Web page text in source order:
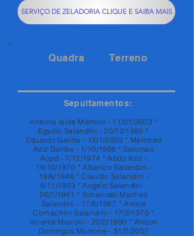
SERVIÇO DE ZELADORIA CLIQUE E SAIBA MAIS
Quadra Terreno
Sepultamentos:
Antonia Iside Mamoni - 11/01/2003 *
Egydio Salandini - 20/12/1980 *
Eduardo Garibe - 1/01/2005 * Merched
Aziz Garibe - 1/10/1968 * Salomao
Auad - 7/12/1974 * Abdo Aziz -
19/10/1970 * Alberico Salandini -
19/8/1946 * Claudio Salandini -
8/11/1953 * Angelo Salandini -
26/7/1961 * Scheindel Manheit
Salandini - 17/6/1967 * Anizia
Cornachini Salandini - 17/2/1970 *
Vicente Marroni - 20/2/1990 * Wilson
Domingos Mamone - 31/7/2007